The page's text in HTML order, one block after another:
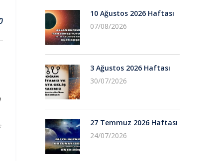
10 Ağustos 2026 Haftası
07/08/2026
3 Ağustos 2026 Haftası
30/07/2026
27 Temmuz 2026 Haftası
24/07/2026